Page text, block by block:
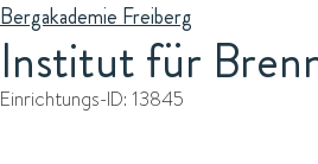
Bergakademie Freiberg
Institut für
Einrichtungs-ID: 13845